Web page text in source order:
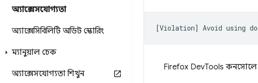
অ্যাক্সেসযোগ্যতা
অ্যাক্সেসিবিলিটি অডিট স্কোরিং
ম্যানুয়াল চেক
অ্যাক্সেসযোগ্যতা শিখুন
Firefox DevTools কনসোলে